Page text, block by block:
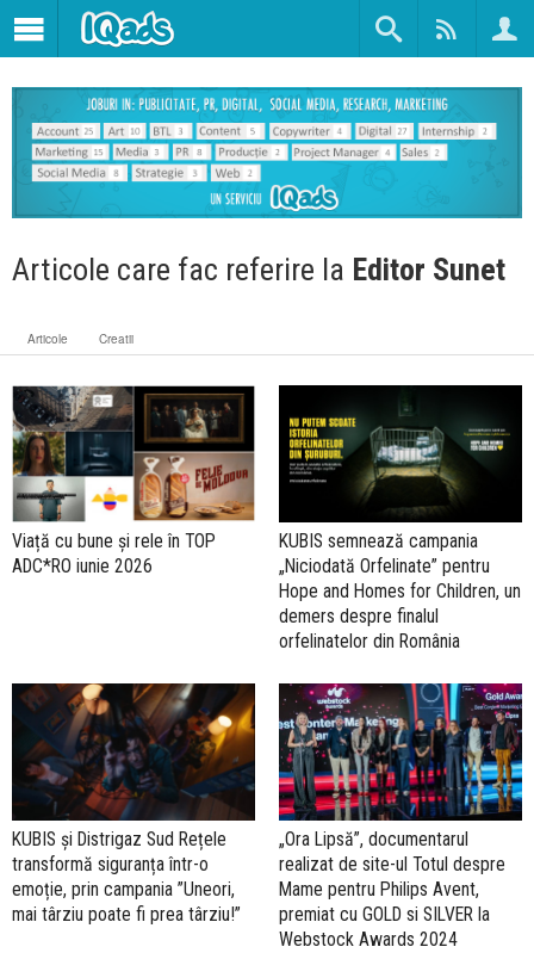
Articole care fac referire la Editor Sunet
Articole Creatii
Viață cu bune și rele în TOP
ADC*RO iunie 2026
KUBIS semnează campania
„Niciodată Orfelinate” pentru
Hope and Homes for Children, un
demers despre finalul
orfelinatelor din România
KUBIS și Distrigaz Sud Rețele
transformă siguranța într-o
emoție, prin campania ”Uneori,
mai târziu poate fi prea târziu!”
„Ora Lipsă”, documentarul
realizat de site-ul Totul despre
Mame pentru Philips Avent,
premiat cu GOLD si SILVER la
Webstock Awards 2024